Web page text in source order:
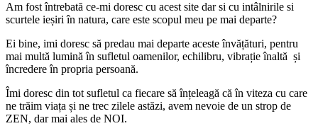
Am fost întrebată ce-mi doresc cu acest site dar si cu intâlnirile si
scurtele ieșiri în natura, care este scopul meu pe mai departe?
Ei bine, imi doresc să predau mai departe aceste învățături, pentru
mai multă lumină în sufletul oamenilor, echilibru, vibrație înaltă și
încredere în propria persoană.
Îmi doresc din tot sufletul ca fiecare să înțeleagă că în viteza cu care
ne trăim viața și ne trec zilele astăzi, avem nevoie de un strop de
ZEN, dar mai ales de NOI.